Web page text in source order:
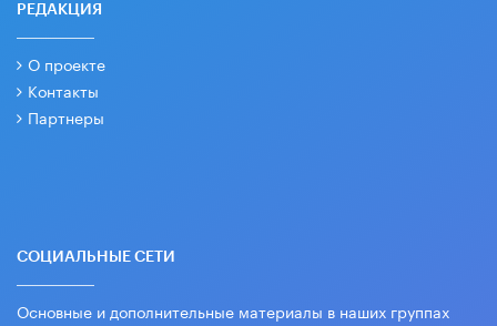
РЕДАКЦИЯ
О проекте
Контакты
Партнеры
СОЦИАЛЬНЫЕ СЕТИ
Основные и дополнительные материалы в наших группах